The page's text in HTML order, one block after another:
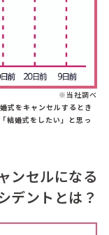
※当社調べ
式をキャンセルするとき
結婚式をしたい」と思っ
ンセルになる
デントとは？